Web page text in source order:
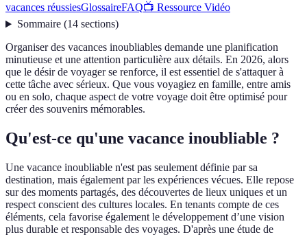
vacances réussiesGlossaireFAQ📺 Ressource Vidéo
Sommaire(14 sections)
Organiser des vacances inoubliables demande une planification
minutieuse et une attention particulière aux détails. En 2026, alors
que le désir de voyager se renforce, il est essentiel de s'attaquer à
cette tâche avec sérieux. Que vous voyagiez en famille, entre amis
ou en solo, chaque aspect de votre voyage doit être optimisé pour
créer des souvenirs mémorables.
Qu'est-ce qu'une vacance inoubliable ?
Une vacance inoubliable n'est pas seulement définie par sa
destination, mais également par les expériences vécues. Elle repose
sur des moments partagés, des découvertes de lieux uniques et un
respect conscient des cultures locales. En tenants compte de ces
éléments, cela favorise également le développement d’une vision
plus durable et responsable des voyages. D'après une étude de